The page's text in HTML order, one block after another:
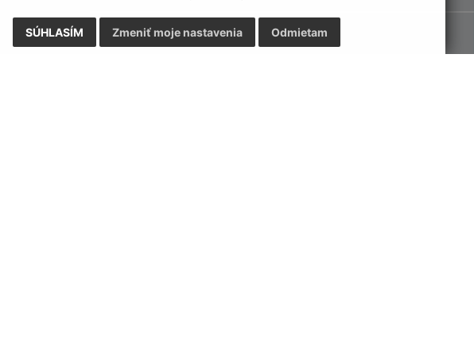
SÚHLASÍM Odmietam
Zmeniť moje nastavenia